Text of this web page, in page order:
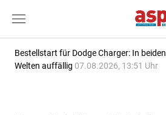
Bestellstart für Dodge Charger: In beiden
Welten auffällig 07.08.2026, 13:51 Uhr